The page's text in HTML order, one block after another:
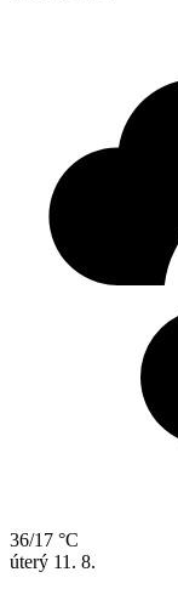
36/17 °C
úterý 11. 8.